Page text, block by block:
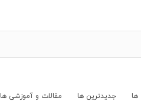
جدیدترین ها مقالات و آموزشی ها